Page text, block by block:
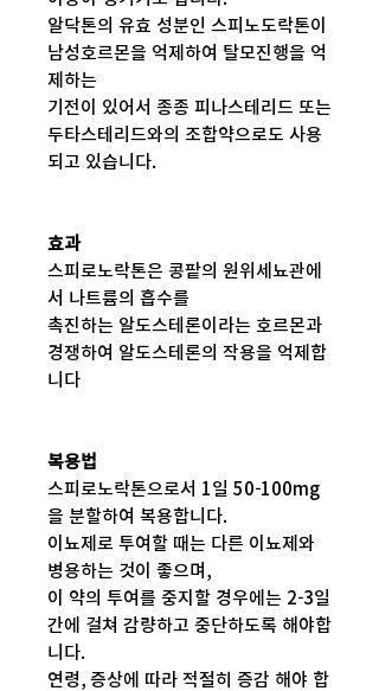
알닥톤의 유효 성분인 스피노도락톤이
남성호르몬을 억제하여 탈모진행을 억
제하는
기전이 있어서 종종 피나스테리드 또는
두타스테리드와의 조합약으로도 사용
되고 있습니다.
효과
스피로노락톤은 콩팥의 원위세뇨관에
서 나트륨의 흡수를
촉진하는 알도스테론이라는 호르몬과
경쟁하여 알도스테론의 작용을 억제합
니다
복용법
스피로노락톤으로서 1일 50-100mg
을 분할하여 복용합니다.
이뇨제로 투여할 때는 다른 이뇨제와
병용하는 것이 좋으며,
이 약의 투여를 중지할 경우에는 2-3일
간에 걸쳐 감량하고 중단하도록 해야합
니다.
연령, 증상에 따라 적절히 증감 해야 합